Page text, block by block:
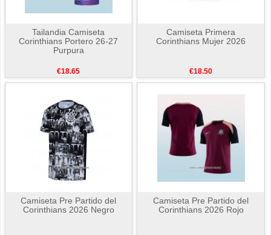
Tailandia Camiseta
Corinthians Portero 26-27
Purpura
€18.65
Camiseta Primera
Corinthians Mujer 2026
€18.50
Camiseta Pre Partido del
Corinthians 2026 Negro
Camiseta Pre Partido del
Corinthians 2026 Rojo